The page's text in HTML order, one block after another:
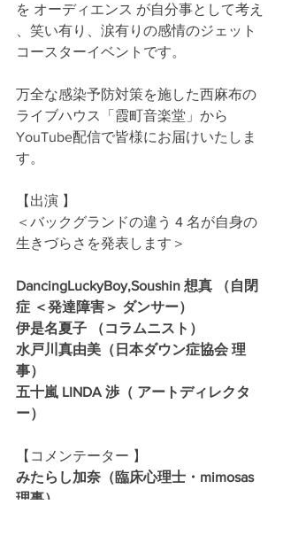
を オーディエンス が自分事として考え
、笑い有り、涙有りの感情のジェット
コースターイベントです。
万全な感染予防対策を施した西麻布の
ライブハウス「霞町音楽堂」から
YouTube配信で皆様にお届けいたしま
す。
【出演 】
＜バックグランドの違う 4 名が自身の
生きづらさを発表します＞
DancingLuckyBoy,Soushin 想真 （自閉
症 ＜発達障害＞ ダンサー）
伊是名夏子 （コラムニスト）
水戸川真由美（日本ダウン症協会 理
事）
五十嵐 LINDA 渉（ アートディレクタ
ー）
【コメンテーター 】
みたらし加奈（臨床心理士・mimosas
理事）